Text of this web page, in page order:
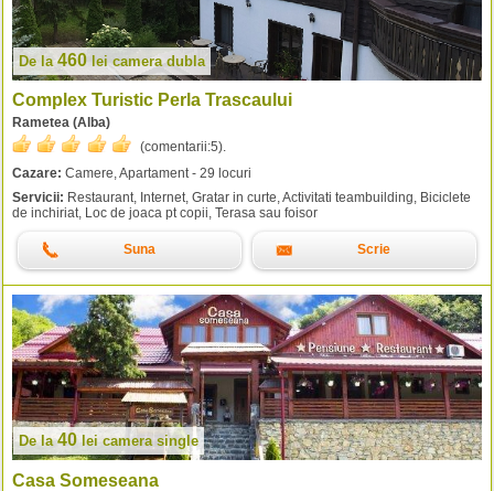
De la 460 lei camera dubla
Complex Turistic Perla Trascaului
Rametea (Alba)
(comentarii:5).
Cazare: Camere, Apartament - 29 locuri
Servicii: Restaurant, Internet, Gratar in curte, Activitati teambuilding, Biciclete
de inchiriat, Loc de joaca pt copii, Terasa sau foisor
Suna Scrie
De la40 lei camera single
Casa Someseana